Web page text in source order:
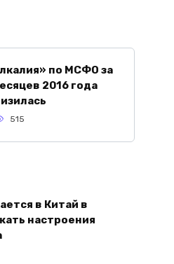
по МСФО за
2016 года
515
в Китай в
настроения